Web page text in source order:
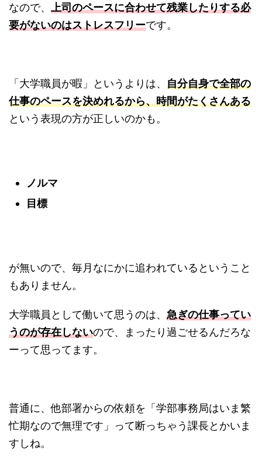
なので、 上司のペースに合わせて残業したりする必
要がないのはストレスフリーです。
「大学職員が暇」というよりは、 自分自身で全部の
仕事のペースを決めれるから、時間がたくさんある
という表現の方が正しいのかも。
ノルマ
目標
が無いので、毎月なにかに追われているということ
もありません。
大学職員として働いて思うのは、 急ぎの仕事ってい
うのが存在しないので、まったり過ごせるんだろな
ーって思ってます。
普通に、他部署からの依頼を「学部事務局はいま繁
忙期なので無理です」って断っちゃう課長とかいま
すしね。